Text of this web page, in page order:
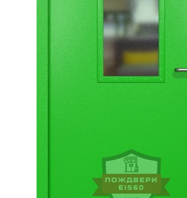
eis-60
учреждений
помещений
узлом